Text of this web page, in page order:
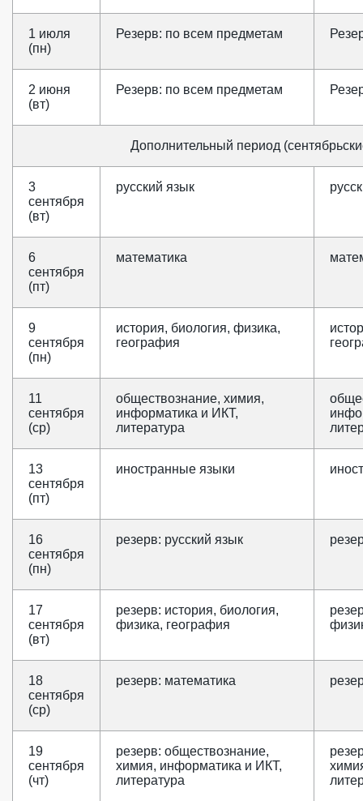
1 июля
(пн)
Резерв: по всем предметам
2 июня
(вт)
Резерв: по всем предметам
Дополнительный период
3
сентября
(вт)
русский язык
6
сентября
(пт)
математика
9
сентября
(пн)
история, биология, физика,
география
11
сентября
(ср)
обществознание, химия,
информатика и ИКТ,
литература
13
сентября
(пт)
иностранные языки
16
сентября
(пн)
резерв: русский язык
17
сентября
(вт)
резерв: история, биология,
физика, география
18
сентября
(ср)
резерв: математика
19
сентября
(чт)
резерв: обществознание,
химия, информатика и ИКТ,
литература